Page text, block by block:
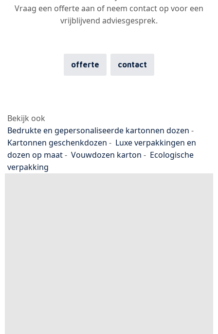
verpakkingsoplossingen op maat. Van eerste idee tot
productie zorgen we voor een oplossing die technisch,
Waarom kiezen voor DUCAJU
Vraag een offerte aan of neem contact op voor een
vrijblijvend adviesgesprek.